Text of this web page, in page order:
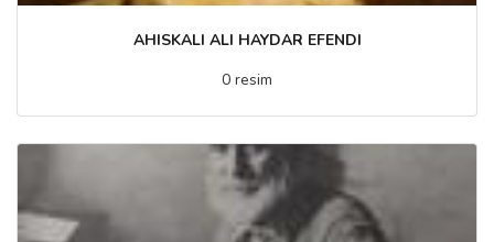
AHISKALI ALI HAYDAR EFENDI
0 resim